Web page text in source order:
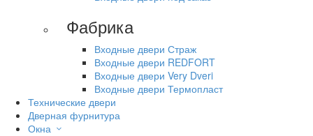
Фабрика
Входные двери Страж
Входные двери REDFORT
Входные двери Very Dveri
Входные двери Термопласт
Технические двери
Дверная фурнитура
Окна